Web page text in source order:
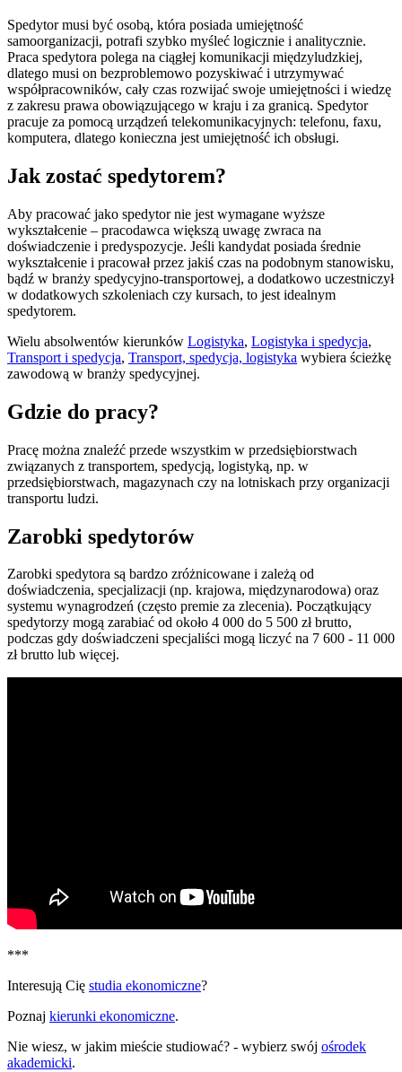
Spedytor musi być osobą, która posiada umiejętność
samoorganizacji, potrafi szybko myśleć logicznie i analitycznie.
Praca spedytora polega na ciągłej komunikacji międzyludzkiej,
dlatego musi on bezproblemowo pozyskiwać i utrzymywać
współpracowników, cały czas rozwijać swoje umiejętności i wiedzę
z zakresu prawa obowiązującego w kraju i za granicą. Spedytor
pracuje za pomocą urządzeń telekomunikacyjnych: telefonu, faxu,
komputera, dlatego konieczna jest umiejętność ich obsługi.
Jak zostać spedytorem?
Aby pracować jako spedytor nie jest wymagane wyższe
wykształcenie – pracodawca większą uwagę zwraca na
doświadczenie i predyspozycje. Jeśli kandydat posiada średnie
wykształcenie i pracował przez jakiś czas na podobnym stanowisku,
bądź w branży spedycyjno-transportowej, a dodatkowo uczestniczył
w dodatkowych szkoleniach czy kursach, to jest idealnym
spedytorem.
Wielu absolwentów kierunków Logistyka, Logistyka i spedycja,
Transport i spedycja, Transport, spedycja, logistyka wybiera ścieżkę
zawodową w branży spedycyjnej.
Gdzie do pracy?
Pracę można znaleźć przede wszystkim w przedsiębiorstwach
związanych z transportem, spedycją, logistyką, np. w
przedsiębiorstwach, magazynach czy na lotniskach przy organizacji
transportu ludzi.
Zarobki spedytorów
Zarobki spedytora są bardzo zróżnicowane i zależą od
doświadczenia, specjalizacji (np. krajowa, międzynarodowa) oraz
systemu wynagrodzeń (często premie za zlecenia). Początkujący
spedytorzy mogą zarabiać od około 4 000 do 5 500 zł brutto,
podczas gdy doświadczeni specjaliści mogą liczyć na 7 600 - 11 000
zł brutto lub więcej.
***
Interesują Cię studia ekonomiczne?
Poznaj kierunki ekonomiczne.
Nie wiesz, w jakim mieście studiować? - wybierz swój ośrodek
akademicki.